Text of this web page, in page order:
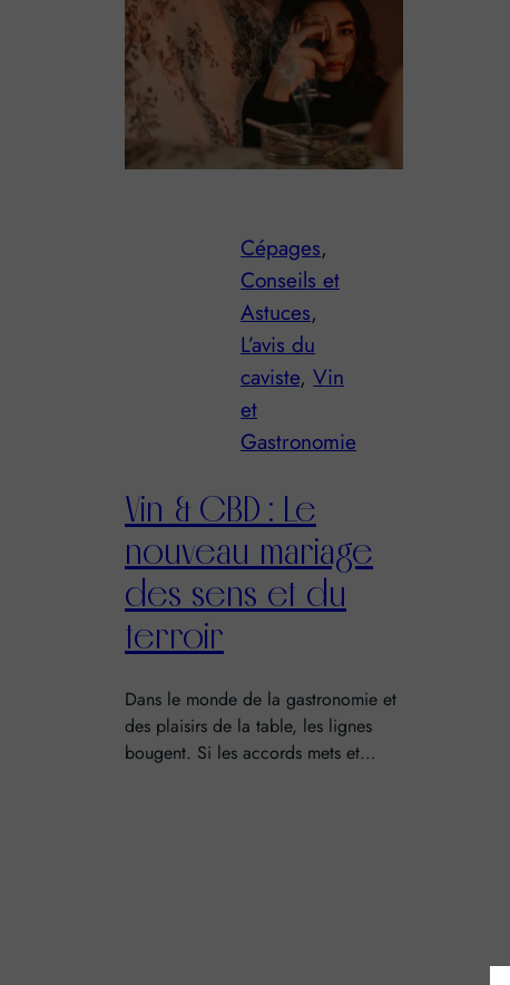
Cépages
Conseils et
Astuces
L’avis du
caviste, Vin
et
Gastronomie
Vin & CBD : Le
nouveau mariage
des sens et du
terroir
Dans le monde de la gastronomie et
des plaisirs de la table, les lignes
bougent. Si les accords mets et…